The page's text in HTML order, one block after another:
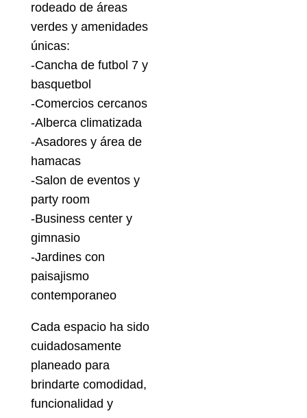
rodeado de áreas
verdes y amenidades
únicas:
-Cancha de futbol 7 y
basquetbol
-Comercios cercanos
-Alberca climatizada
-Asadores y área de
hamacas
-Salon de eventos y
party room
-Business center y
gimnasio
-Jardines con
paisajismo
contemporaneo
Cada espacio ha sido
cuidadosamente
planeado para
brindarte comodidad,
funcionalidad y